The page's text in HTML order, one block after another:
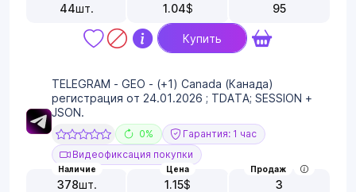
44шт. 1.04$ 95
Купить
TELEGRAM - GEO - (+1) Canada (Канада)
регистрация от 24.01.2026 ; TDATA; SESSION +
JSON.
0%
Гарантия: 1 час
Видеофиксация покупки
Наличие
378шт.
Цена
1.15$
Продаж
3